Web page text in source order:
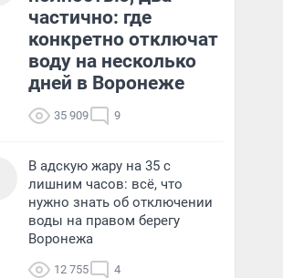
частично: где
конкретно отключат
воду на несколько
дней в Воронеже
35 909 9
В адскую жару на 35 с
лишним часов: всё, что
нужно знать об отключении
воды на правом берегу
Воронежа
12 755 4